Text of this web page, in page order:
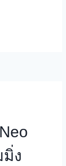
ง